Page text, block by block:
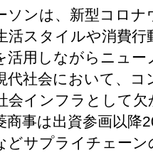
ンは、新型コロナ
活スタイルや消費
活用しながらニュ
代社会において、
会インフラとして
事は出資参画以降
どサプライチェー